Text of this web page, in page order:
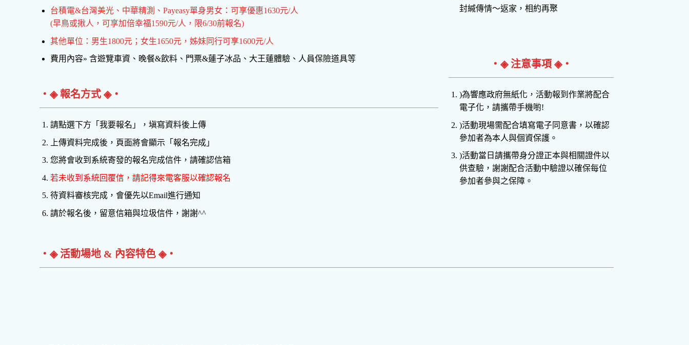
台積電&台灣美光、中華精測、Payeasy單身男女：可享優惠1630元/人
(早鳥或揪人，可享加倍幸福1590元/人，限6/30前報名)
其他單位：男生1800元；女生1650元，姊妹同行可享1600元/人
費用內容» 含遊覽車資、晚餐&飲料、門票&蓮子冰品、大王蓮體驗、人員保險道具等
‧◈ 報名方式 ◈‧
請點選下方「我要報名」，塡寫資料後上傳
上傳資料完成後，頁面將會顯示「報名完成」
您將會收到系統寄發的報名完成信件，請確認信箱
若未收到系統回覆信，請記得來電客服以確認報名
待資料審核完成，會優先以Email進行通知
請於報名後，留意信箱與垃圾信件，謝謝^^
封緘傳情～返家，相約再聚
‧◈ 注意事項 ◈‧
)為響應政府無紙化，活動報到作業將配合
電子化，請攜帶手機喲!
)活動現場需配合填寫電子同意書，以確認
參加者為本人與個資保護。
)活動當日請攜帶身分證正本與相關證件以
供查驗，謝謝配合活動中驗證以確保每位
參加者參與之保障。
‧◈ 活動場地 & 內容特色 ◈‧